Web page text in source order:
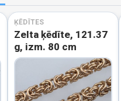
ĶĒDĪTES
Zelta ķēdīte, 121.37
g, izm. 80 cm